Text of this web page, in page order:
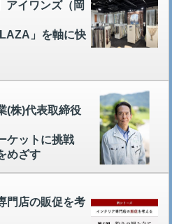
アイワンズ（岡
」を軸に快
(株)代表取締役
ケットに挑戦
めざす
門店の販促を考